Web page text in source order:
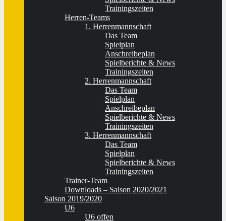
Trainingszeiten
Herren-Teams
1. Herrenmannschaft
Das Team
Spielplan
Anschreibeplan
Spielberichte & News
Trainingszeiten
2. Herrenmannschaft
Das Team
Spielplan
Anschreibeplan
Spielberichte & News
Trainingszeiten
3. Herrenmannschaft
Das Team
Spielplan
Spielberichte & News
Trainingszeiten
Trainer-Team
Downloads – Saison 2020/2021
Saison 2019/2020
U6
U6 offen